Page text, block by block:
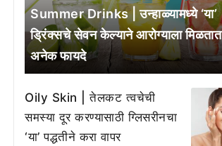
Summer Drinks | उन्हाळ्यामध्ये ‘या’
ड्रिंक्सचे सेवन केल्याने आरोग्याला मिळतात
अनेक फायदे
Oily Skin | तेलकट त्वचेची
समस्या दूर करण्यासाठी ग्लिसरीनचा
‘या’ पद्धतीने करा वापर